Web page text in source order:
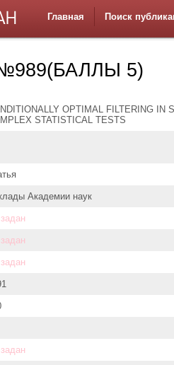
Главная Поиск
5)
OPTIMAL FILTERING IN
STATISTICAL TESTS
Академии наук